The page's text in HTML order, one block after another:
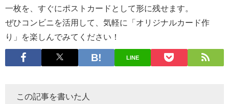
一枚を、すぐにポストカードとして形に残せます。
ぜひコンビニを活用して、気軽に「オリジナルカード作
り」を楽しんでみてください！
LINE
この記事を書いた人